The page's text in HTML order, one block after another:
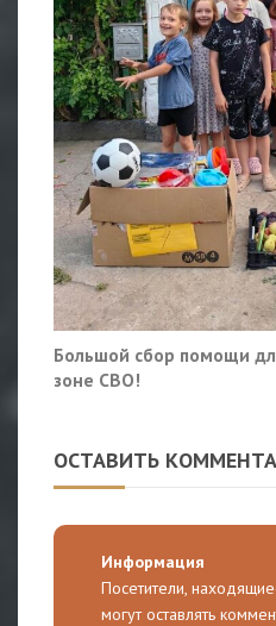
Большой сбор помощи
зоне СВО!
ОСТАВИТЬ
Информация
Посетители,
могут оставлять